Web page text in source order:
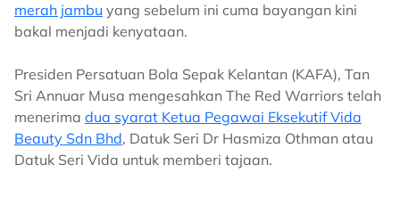
merah jambu yang sebelum ini cuma bayangan kini
bakal menjadi kenyataan.
Presiden Persatuan Bola Sepak Kelantan (KAFA), Tan
Sri Annuar Musa mengesahkan The Red Warriors telah
menerima dua syarat Ketua Pegawai Eksekutif Vida
Beauty Sdn Bhd, Datuk Seri Dr Hasmiza Othman atau
Datuk Seri Vida untuk memberi tajaan.